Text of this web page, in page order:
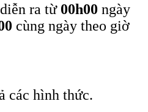
ra từ 00h00 ngày
cùng ngày theo giờ
các hình thức.